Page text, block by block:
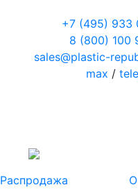
+7 (495) 933
8 (800) 100
sales@plastic-
max /
Распродажа